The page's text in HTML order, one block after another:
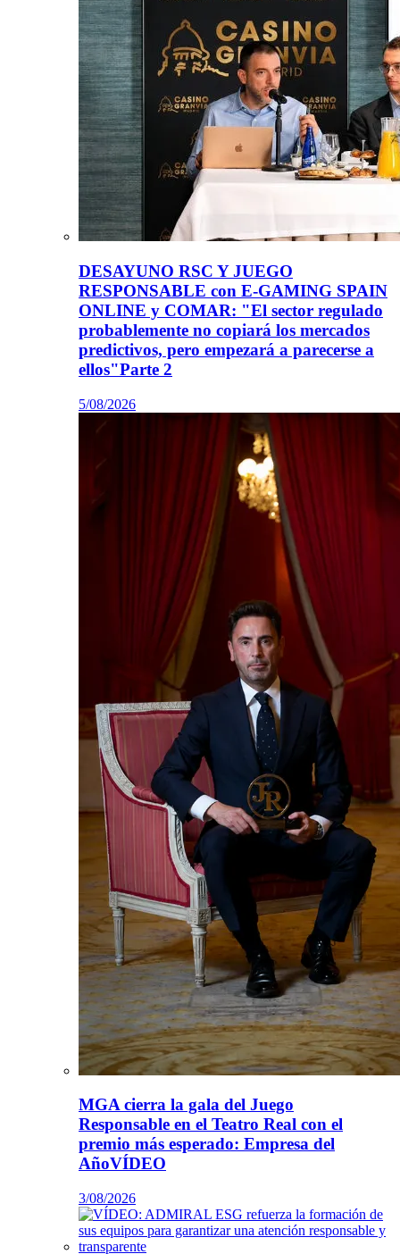
DESAYUNO RSC Y JUEGO
RESPONSABLE con E-GAMING SPAIN
ONLINE y COMAR: "El sector regulado
probablemente no copiará los mercados
predictivos, pero empezará a parecerse a
ellos"Parte 2
5/08/2026
MGA cierra la gala del Juego
Responsable en el Teatro Real con el
premio más esperado: Empresa del
AñoVÍDEO
3/08/2026